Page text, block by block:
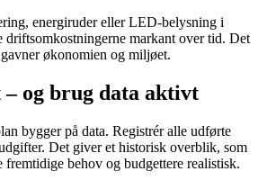
energiruder eller LED-belysning i
driftsomkostningerne markant over tid. Det
økonomien og miljøet.
og brug data aktivt
bygger på data. Registrér alle udførte
Det giver et historisk overblik, som
fremtidige behov og budgettere realistisk.